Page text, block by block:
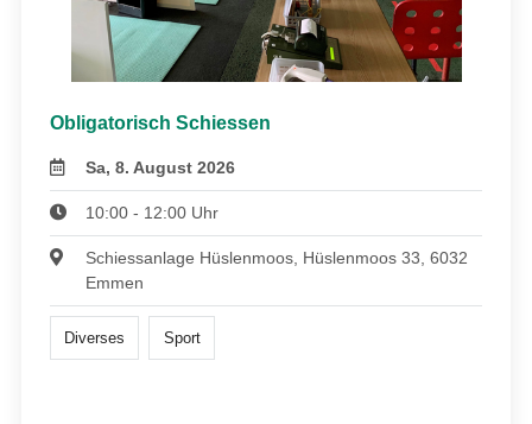
Obligatorisch Schiessen
Sa, 8. August 2026
10:00 - 12:00 Uhr
Schiessanlage Hüslenmoos, Hüslenmoos 33, 6032
Emmen
Diverses Sport